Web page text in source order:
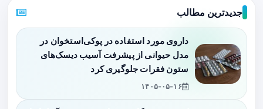
جدیدترین مطالب
داروی مورد استفاده در پوکی‌استخوان در
مدل حیوانی از پیشرفت آسیب دیسک‌های
ستون فقرات جلوگیری کرد
۱۴۰۵-۰۵-۱۶